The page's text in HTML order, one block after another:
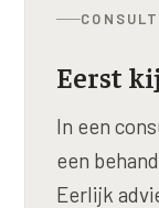
Mondhoeken
Verticale liplijntjes
Saypha Filler
PCOS Huid profiel
LIFESTYLE /
Eerst
In een
een
Eerlijk